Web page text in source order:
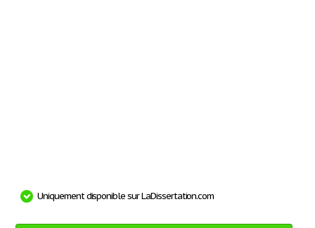
Uniquement disponible sur LaDissertation.com